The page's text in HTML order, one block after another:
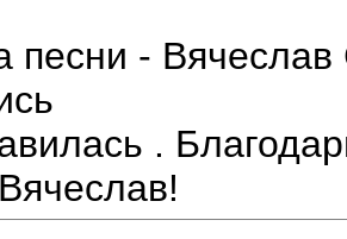
песни -
.